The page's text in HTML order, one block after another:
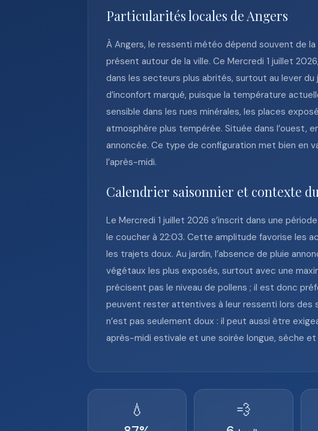
Particularités locales de Angers
À Angers, le ressenti météo dépend souvent de
présent autour de la ville. Ce Mercredi 1 juillet
dans les secteurs plus abrités, surtout au lever
d’inconfort marqué, puisque la température
sensible dans les rues minérales, les places
atmosphère plus tempérée. Située dans l’ouest,
annoncée. Ce type de configuration met bien en
l’après-midi.
Calendrier saisonnier et contexte
Le Mercredi 1 juillet 2026 s’inscrit dans une
le coucher à 22:03. Cette amplitude favorise les
les trajets doux. Au jardin, l’absence de pluie
végétaux les plus exposés, surtout avec une
précisent pas le niveau de pollens ; il est donc
peuvent rester attentives à leur ressenti lors des
n’est pas seulement doux : il peut aussi être
après-midi estivale et une soirée longue, sèche
💧 💨